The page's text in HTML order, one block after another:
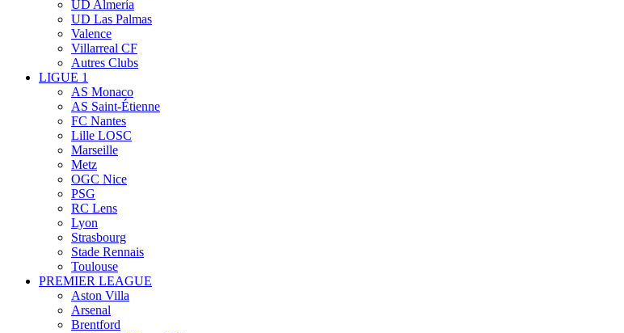
UD Almería
UD Las Palmas
Valence
Villarreal CF
Autres Clubs
LIGUE 1
AS Monaco
AS Saint-Étienne
FC Nantes
Lille LOSC
Marseille
Metz
OGC Nice
PSG
RC Lens
Lyon
Strasbourg
Stade Rennais
Toulouse
PREMIER LEAGUE
Aston Villa
Arsenal
Brentford